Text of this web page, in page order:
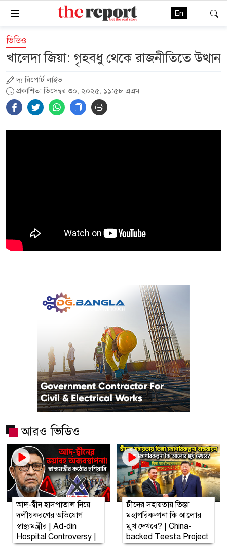
En
ভিডিও
খালেদা জিয়া: গৃহবধু থেকে রাজনীতিতে উত্থান
দ্য রিপোর্ট লাইভ
প্রকাশিত: ডিসেম্বর ৩০, ২০২৫, ১১:৫৮ এএম
আরও ভিডিও
আদ-দ্বীন হাসপাতাল নিয়ে
দলীয়করণের অভিযোগ
স্বাস্থ্যমন্ত্রীর | Ad-din
Hospital Controversy |
চীনের সহায়তায় তিস্তা
মহাপরিকল্পনা কি আলোর
মুখ দেখবে? | China-
backed Teesta Project
| The Report Live